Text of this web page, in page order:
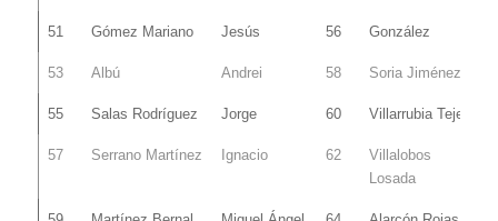
51 Gómez Mariano Jesús 56 González
53 Albú Andrei 58 Soria Jiménez
55 Salas Rodríguez Jorge 60 Villarrubia Tejero
57 Serrano Martínez Ignacio 62
Villalobos
Losada